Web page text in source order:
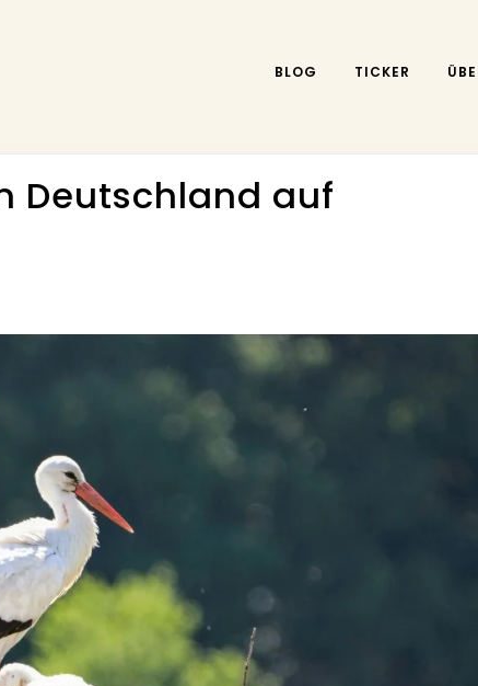
BLOG TICKER
Deutschland auf